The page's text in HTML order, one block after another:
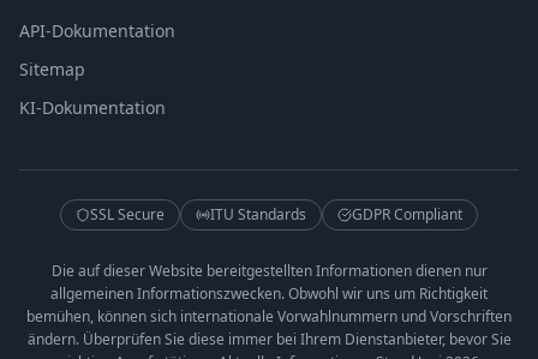
API-Dokumentation
Sitemap
KI-Dokumentation
SSL Secure ITU Standards GDPR Compliant
Die auf dieser Website bereitgestellten Informationen dienen nur
allgemeinen Informationszwecken. Obwohl wir uns um Richtigkeit
bemühen, können sich internationale Vorwahlnummern und Vorschriften
ändern. Überprüfen Sie diese immer bei Ihrem Dienstanbieter, bevor Sie